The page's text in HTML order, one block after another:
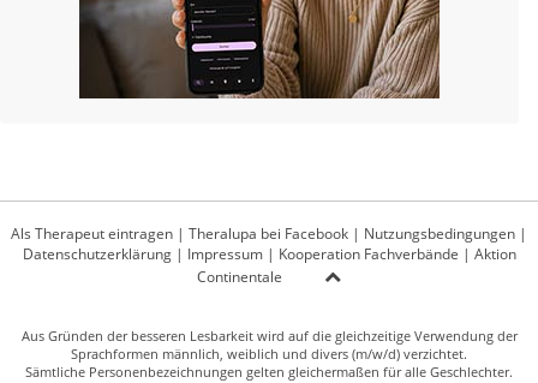
Als Therapeut eintragen | Theralupa bei Facebook | Nutzungsbedingungen |
Datenschutzerklärung| Impressum| Kooperation Fachverbände | Aktion
Continentale
Aus Gründen der besseren Lesbarkeit wird auf die gleichzeitige Verwendung der
Sprachformen männlich, weiblich und divers (m/w/d) verzichtet.
Sämtliche Personenbezeichnungen gelten gleichermaßen für alle Geschlechter.